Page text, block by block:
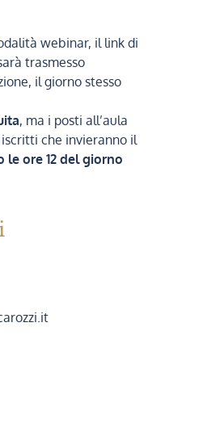
webinar, il link di
trasmesso
il giorno stesso
, ma i posti all’aula
che invieranno il
le ore 12 del giorno